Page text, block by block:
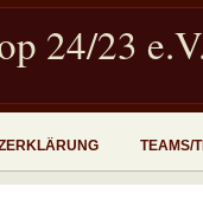
24/23
TEAMS/